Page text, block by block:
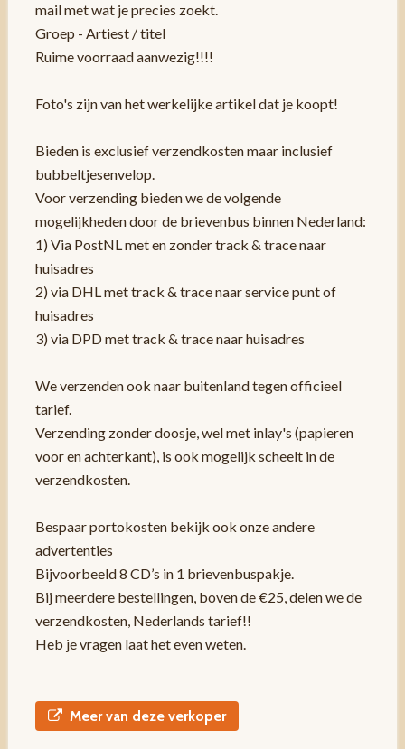
mail met wat je precies zoekt.
Groep - Artiest / titel
Ruime voorraad aanwezig!!!!
Foto's zijn van het werkelijke artikel dat je koopt!
Bieden is exclusief verzendkosten maar inclusief
bubbeltjesenvelop.
Voor verzending bieden we de volgende
mogelijkheden door de brievenbus binnen Nederland:
1) Via PostNL met en zonder track & trace naar
huisadres
2) via DHL met track & trace naar service punt of
huisadres
3) via DPD met track & trace naar huisadres
We verzenden ook naar buitenland tegen officieel
tarief.
Verzending zonder doosje, wel met inlay's (papieren
voor en achterkant), is ook mogelijk scheelt in de
verzendkosten.
Bespaar portokosten bekijk ook onze andere
advertenties
Bijvoorbeeld 8 CD’s in 1 brievenbuspakje.
Bij meerdere bestellingen, boven de €25, delen we de
verzendkosten, Nederlands tarief!!
Heb je vragen laat het even weten.
Meer van deze verkoper